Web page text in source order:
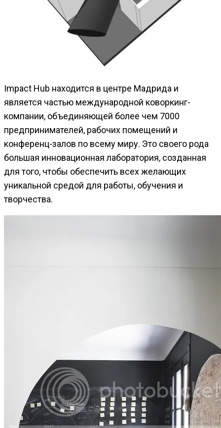
Impact Hub находится в центре Мадрида и
является частью международной коворкинг-
компании, объединяющей более чем 7000
предпринимателей, рабочих помещений и
конференц-залов по всему миру. Это своего рода
большая инновационная лаборатория, созданная
для того, чтобы обеспечить всех желающих
уникальной средой для работы, обучения и
творчества.